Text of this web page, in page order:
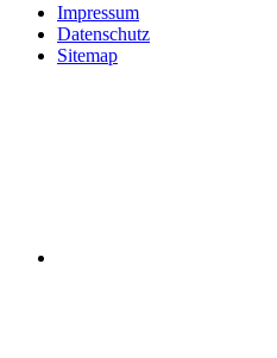
Impressum
Datenschutz
Sitemap